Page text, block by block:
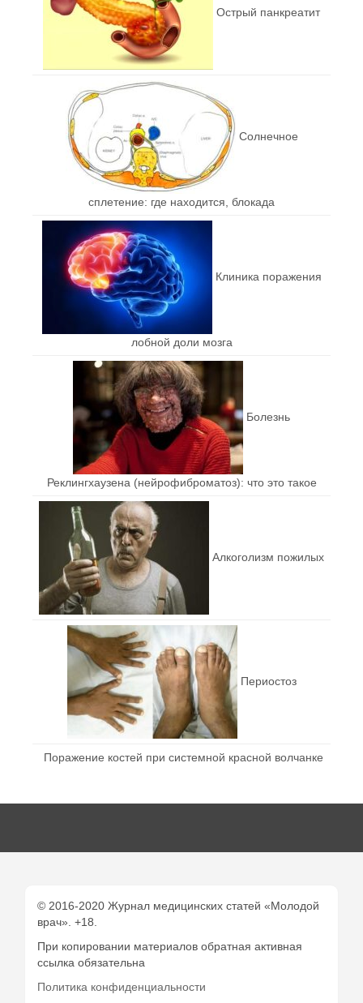
Острый панкреатит
Солнечное
сплетение: где находится, блокада
Клиника поражения
лобной доли мозга
Болезнь
Реклингхаузена (нейрофиброматоз): что это такое
Алкоголизм пожилых
Периостоз
Поражение костей при системной красной волчанке
© 2016-2020 Журнал медицинских статей «Молодой
врач». +18.
При копировании материалов обратная активная
ссылка обязательна
Политика конфиденциальности